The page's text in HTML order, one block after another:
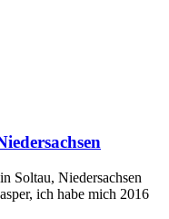
Soltau, Niedersachsen
ich habe mich 2016